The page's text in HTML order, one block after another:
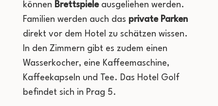
können Brettspieleausgeliehen werden.
Familien werden auch das private Parken
direkt vor dem Hotel zu schätzen wissen.
In den Zimmern gibt es zudem einen
Wasserkocher, eine Kaffeemaschine,
Kaffeekapseln und Tee. Das Hotel Golf
befindet sich in Prag 5.